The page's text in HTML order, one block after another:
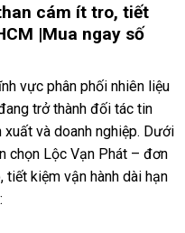
cám ít tro, tiết
|Mua ngay số
vực phân phối nhiên liệu
trở thành đối tác tin
và doanh nghiệp. Dưới
chọn Lộc Vạn Phát – đơn
tiết kiệm vận hành dài hạn